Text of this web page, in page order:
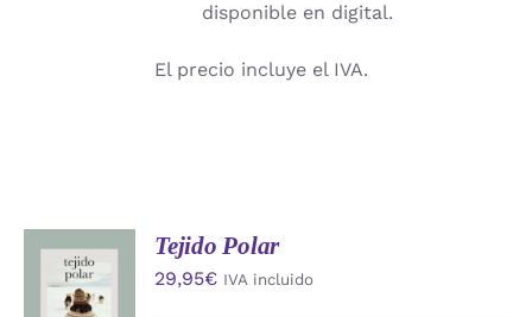
disponible en digital.
El precio incluye el IVA.
AÑADIR
AL
CARRITO
Tejido Polar
29,95€ IVA incluido